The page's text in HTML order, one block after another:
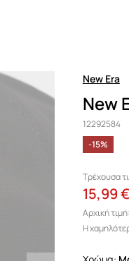
New Era
New
12292584
-15%
Τρέχουσα
15,99 €
Αρχική τιμή:
Η